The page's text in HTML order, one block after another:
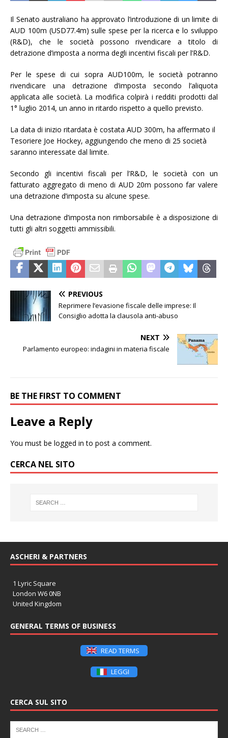
Il Senato australiano ha approvato l’introduzione di un limite di
AUD 100m (USD77.4m) sulle spese per la ricerca e lo sviluppo
(R&D), che le società possono rivendicare a titolo di
detrazione d’imposta a norma degli incentivi fiscali per l’R&D.
Per le spese di cui sopra AUD100m, le società potranno
rivendicare una detrazione d’imposta secondo l’aliquota
applicata alle società. La modifica colpirà i redditi prodotti dal
1° luglio 2014, un anno in ritardo rispetto a quello previsto.
La data di inizio ritardata è costata AUD 300m, ha affermato il
Tesoriere Joe Hockey, aggiungendo che meno di 25 società
saranno interessate dal limite.
Secondo gli incentivi fiscali per l’R&D, le società con un
fatturato aggregato di meno di AUD 20m possono far valere
una detrazione d’imposta su alcune spese.
Una detrazione d’imposta non rimborsabile è a disposizione di
tutti gli altri soggetti ammissibili.
PREVIOUS
Reprimere l’evasione fiscale delle imprese: Il
Consiglio adotta la clausola anti-abuso
NEXT
Parlamento europeo: indagini in materia fiscale
BE THE FIRST TO COMMENT
Leave a Reply
You must be logged in to post a comment.
CERCA NEL SITO
ASCHERI & PARTNERS
1 Lyric Square
London W6 0NB
United Kingdom
GENERAL TERMS OF BUSINESS
READ TERMS
LEGGI
CERCA SUL SITO